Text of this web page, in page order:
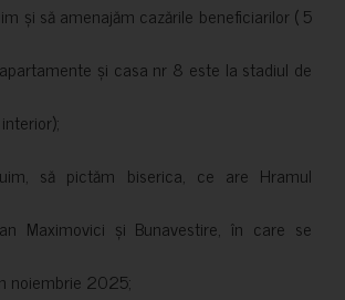
și să amenajăm cazările beneficiarilor ( 5
și casa nr 8 este la stadiul de
să pictăm biserica, ce are Hramul
Maximovici și Bunavestire, în care se
noiembrie 2025;